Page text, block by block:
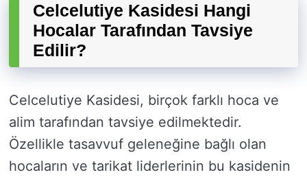
Celcelutiye Kasidesi Hangi
Hocalar Tarafından Tavsiye
Edilir?
Celcelutiye Kasidesi, birçok farklı hoca ve
alim tarafından tavsiye edilmektedir.
Özellikle tasavvuf geleneğine bağlı olan
hocaların ve tarikat liderlerinin bu kasidenin